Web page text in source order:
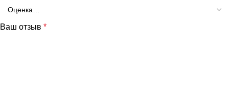
Ваш отзыв *